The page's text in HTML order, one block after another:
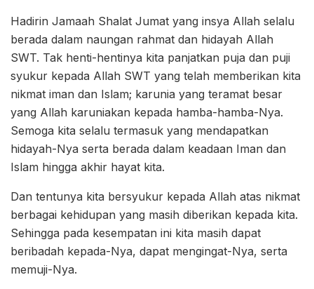
Hadirin Jamaah Shalat Jumat yang insya Allah selalu
berada dalam naungan rahmat dan hidayah Allah
SWT. Tak henti-hentinya kita panjatkan puja dan puji
syukur kepada Allah SWT yang telah memberikan kita
nikmat iman dan Islam; karunia yang teramat besar
yang Allah karuniakan kepada hamba-hamba-Nya.
Semoga kita selalu termasuk yang mendapatkan
hidayah-Nya serta berada dalam keadaan Iman dan
Islam hingga akhir hayat kita.
Dan tentunya kita bersyukur kepada Allah atas nikmat
berbagai kehidupan yang masih diberikan kepada kita.
Sehingga pada kesempatan ini kita masih dapat
beribadah kepada-Nya, dapat mengingat-Nya, serta
memuji-Nya.